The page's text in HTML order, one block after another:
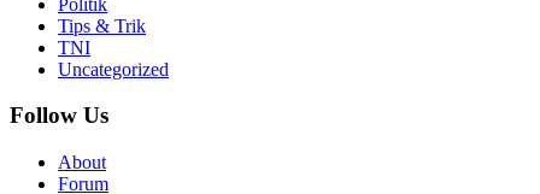
Tips & Trik
TNI
Uncategorized
Follow Us
About
Forum